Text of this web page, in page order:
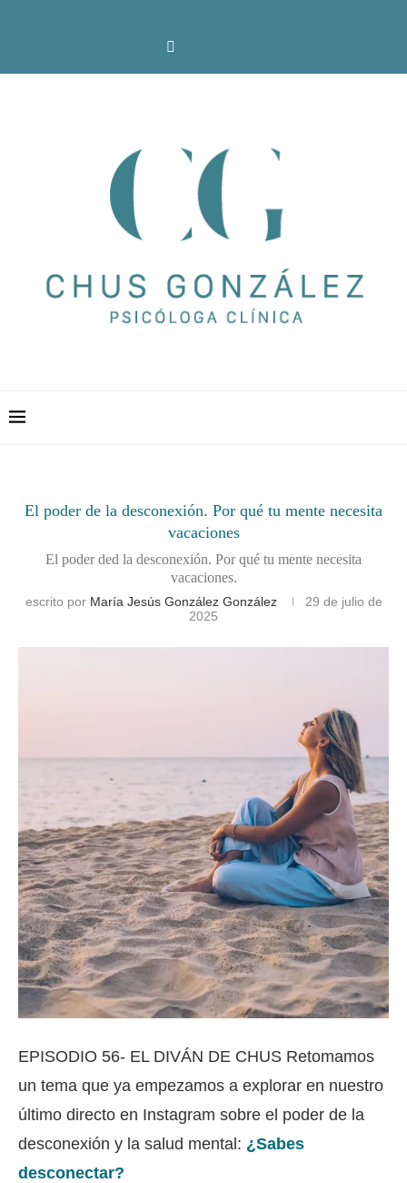
El poder de la desconexión. Por qué tu mente necesita
vacaciones
El poder ded la desconexión. Por qué tu mente necesita
vacaciones.
escrito por María Jesús González González
29 de julio de
2025
EPISODIO 56- EL DIVÁN DE CHUS Retomamos
un tema que ya empezamos a explorar en nuestro
último directo en Instagram sobre el poder de la
desconexión y la salud mental: ¿Sabes
desconectar?